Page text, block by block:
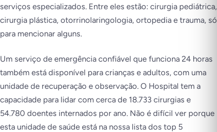
serviços especializados. Entre eles estão: cirurgia pediátrica,
cirurgia plástica, otorrinolaringologia, ortopedia e trauma, só
para mencionar alguns.
Um serviço de emergência confiável que funciona 24 horas
também está disponível para crianças e adultos, com uma
unidade de recuperação e observação. O Hospital tem a
capacidade para lidar com cerca de 18.733 cirurgias e
54.780 doentes internados por ano. Não é difícil ver porque
esta unidade de saúde está na nossa lista dos top 5